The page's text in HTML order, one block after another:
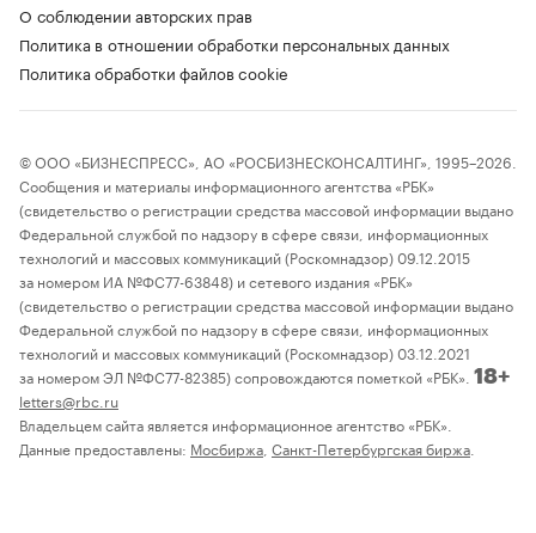
О соблюдении авторских прав
Политика в отношении обработки персональных данных
Политика обработки файлов cookie
© ООО «БИЗНЕСПРЕСС», АО «РОСБИЗНЕСКОНСАЛТИНГ», 1995–2026.
Сообщения и материалы информационного агентства «РБК»
(свидетельство о регистрации средства массовой информации выдано
Федеральной службой по надзору в сфере связи, информационных
технологий и массовых коммуникаций (Роскомнадзор) 09.12.2015
за номером ИА №ФС77-63848) и сетевого издания «РБК»
(свидетельство о регистрации средства массовой информации выдано
Федеральной службой по надзору в сфере связи, информационных
технологий и массовых коммуникаций (Роскомнадзор) 03.12.2021
за номером ЭЛ №ФС77-82385) сопровождаются пометкой «РБК». 18+
letters@rbc.ru
Владельцем сайта является информационное агентство «РБК».
Данные предоставлены: Мосбиржа Санкт-Петербургская биржа